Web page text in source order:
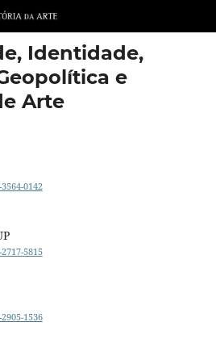
Identidade,
e
Arte
0142
5815
1536